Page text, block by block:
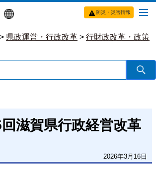
防災・災害情報
> 県政運営・行政改革 > 行財政改革・政策
滋賀県行政経営改革
2026年3月16日